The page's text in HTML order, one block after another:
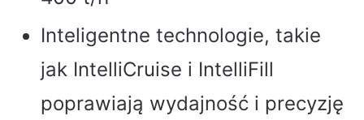
Inteligentne technologie, takie
jak IntelliCruise i IntelliFill
poprawiają wydajność i precyzję